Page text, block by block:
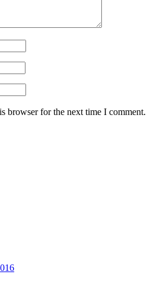
browser for the next time I comment.